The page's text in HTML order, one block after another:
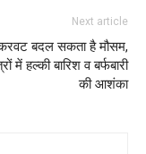
Next article
बदल सकता है मौसम,
में हल्की बारिश व बर्फबारी
की आशंका